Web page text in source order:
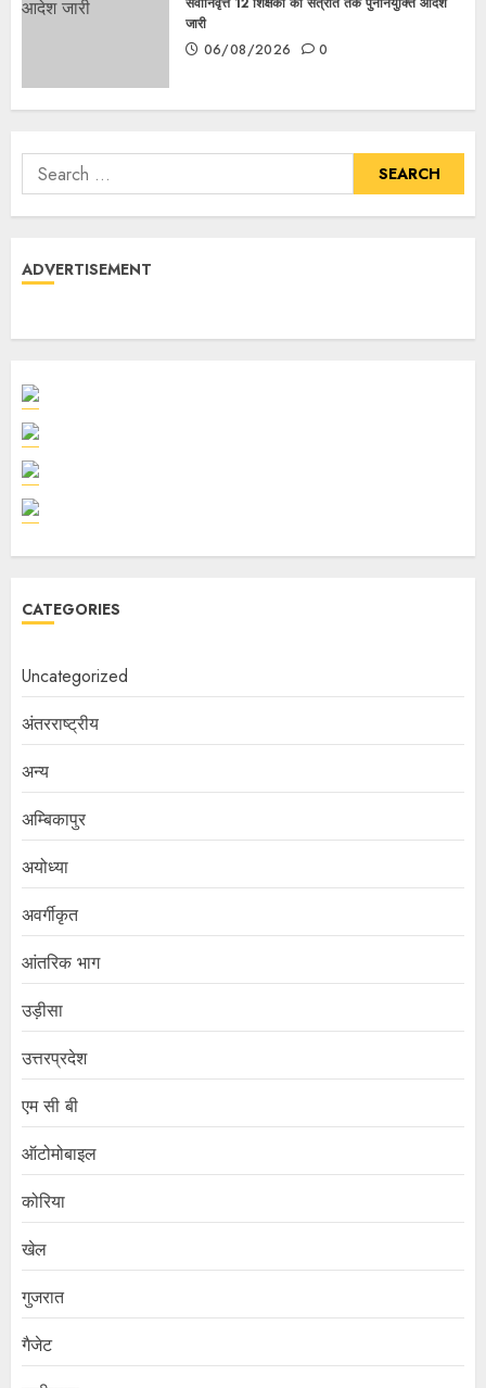
जारी
06/08/2026
0
ADVERTISEMENT
CATEGORIES
Uncategorized
अंतरराष्ट्रीय
अन्य
अम्बिकापुर
अयोध्या
अवर्गीकृत
आंतरिक भाग
उड़ीसा
उत्तरप्रदेश
एम सी बी
ऑटोमोबाइल
कोरिया
खेल
गुजरात
गैजेट